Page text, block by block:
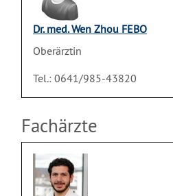
Dr. med. Wen Zhou FEBO
Oberärztin
Tel.: 0641/985-43820
Fachärzte